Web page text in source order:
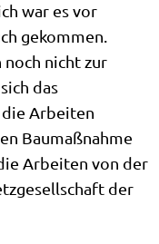
war es vor
gekommen.
nicht zur
das
die Arbeiten
Baumaßnahme
Arbeiten von der
der